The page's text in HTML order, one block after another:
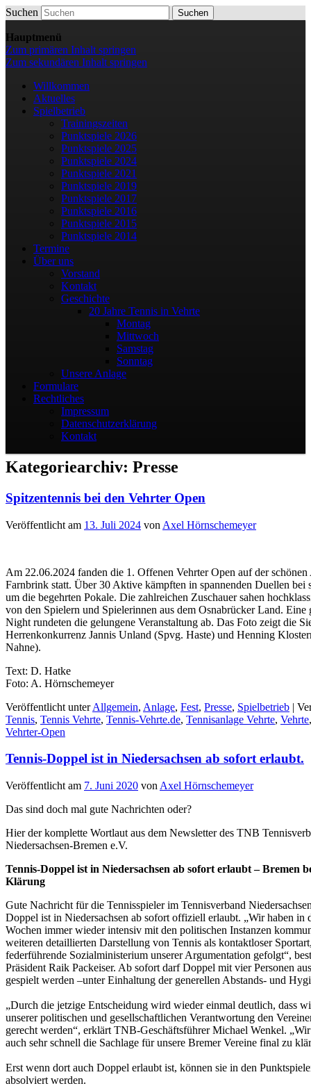
Tennis-Vehrte
Suchen
Hauptmenü
Zum primären Inhalt springen
Zum sekundären Inhalt springen
Willkommen
Aktuelles
Spielbetrieb
Trainingszeiten
Punktspiele 2026
Punktspiele 2025
Punktspiele 2024
Punktspiele 2021
Punktspiele 2019
Punktspiele 2017
Punktspiele 2016
Punktspiele 2015
Punktspiele 2014
Termine
Über uns
Vorstand
Kontakt
Geschichte
20 Jahre Tennis in Vehrte
Montag
Mittwoch
Samstag
Sonntag
Unsere Anlage
Formulare
Rechtliches
Impressum
Datenschutzerklärung
Kontakt
Kategoriearchiv: Presse
Spitzentennis bei den Vehrter Open
Veröffentlicht am 13. Juli 2024 von Axel Hörnschemeyer
Am 22.06.2024 fanden die 1. Offenen Vehrter Open auf der schönen
Farnbrink statt. Über 30 Aktive kämpften in spannenden Duellen bei
um die begehrten Pokale. Die zahlreichen Zuschauer sahen
von den Spielern und Spielerinnen aus dem Osnabrücker Land. Eine
Night rundeten die gelungene Veranstaltung ab. Das Foto zeigt die
Herrenkonkurrenz Jannis Unland (Spvg. Haste) und Henning
Nahne).
Text: D. Hatke
Foto: A. Hörnschemeyer
Veröffentlicht unter Allgemein, Anlage, Fest, Presse, Spielbetrieb |
Tennis, Tennis Vehrte, Tennis-Vehrte.de, Tennisanlage Vehrte, Vehrte
Vehrter-Open
Tennis-Doppel ist in Niedersachsen ab sofort erlaubt.
Veröffentlicht am 7. Juni 2020 von Axel Hörnschemeyer
Das sind doch mal gute Nachrichten oder?
Hier der komplette Wortlaut aus dem Newsletter des TNB
Niedersachsen-Bremen e.V.
Tennis-Doppel ist in Niedersachsen ab sofort erlaubt – Bremen
Klärung
Gute Nachricht für die Tennisspieler im Tennisverband
Doppel ist in Niedersachsen ab sofort offiziell erlaubt. „Wir haben in
Wochen immer wieder intensiv mit den politischen Instanzen
weiteren detaillierten Darstellung von Tennis als kontaktloser
federführende Sozialministerium unserer Argumentation gefolgt“,
Präsident Raik Packeiser. Ab sofort darf Doppel mit vier Personen
gespielt werden –unter Einhaltung der generellen Abstands- und
„Durch die jetzige Entscheidung wird wieder einmal deutlich, dass
unserer politischen und gesellschaftlichen Verantwortung den
gerecht werden“, erklärt TNB-Geschäftsführer Michael Wenkel.
auch sehr schnell die Sachlage für unsere Bremer Vereine final zu
Erst wenn dort auch Doppel erlaubt ist, können sie in den
absolviert werden.